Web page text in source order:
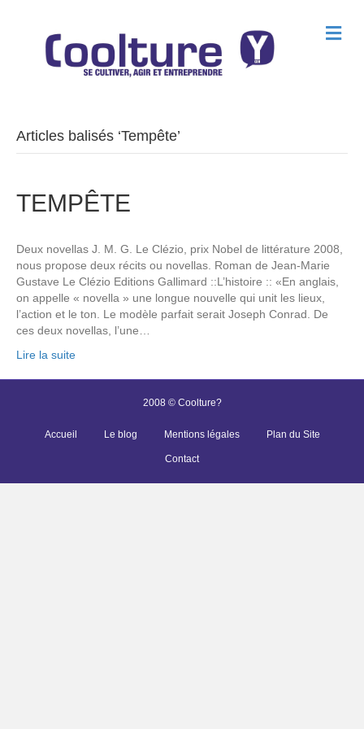
M
e
Articles balisés ‘Tempête’
TEMPÊTE
Deux novellas J. M. G. Le Clézio, prix Nobel de littérature 2008,
nous propose deux récits ou novellas. Roman de Jean-Marie
Gustave Le Clézio Editions Gallimard ::L’histoire :: «En anglais,
on appelle « novella » une longue nouvelle qui unit les lieux,
l’action et le ton. Le modèle parfait serait Joseph Conrad. De
ces deux novellas, l’une…
Lire la suite
2008 © Coolture?
Accueil Le blog Mentions légales Plan du Site
Contact